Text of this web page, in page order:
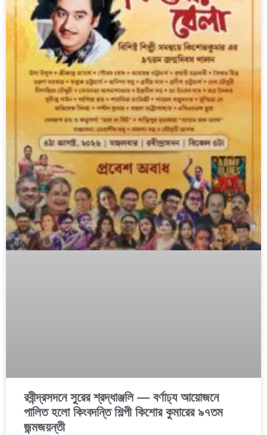
রবীন্দ্রসদনে সুরের শ্রদ্ধাঞ্জলি — বর্ণাঢ্য আয়োজনে
পালিত হলো কিংবদন্তি শিল্পী কিশোর কুমারের ৯৭তম
জন্মজয়ন্তী